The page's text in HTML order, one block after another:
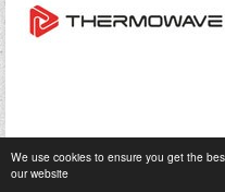
We use cookies to ensure you get the
our website